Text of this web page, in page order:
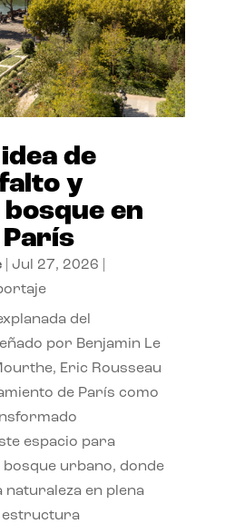
de
y
en
París
| Jul 27, 2026
del
por Benjamin Le
Eric Rousseau
de París como
espacio para
urbano, donde
naturaleza en plena
estructura